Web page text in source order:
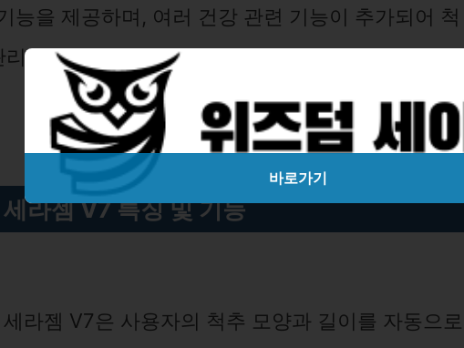
능을 제공하며, 여러 건강 관련 기능이 추가되어 척
에 도움을 줄 수 있습니다.
세라젬 V7 특징 및 기능
세라젬 V7은 사용자의 척추 모양과 길이를 자동으로
바로가기